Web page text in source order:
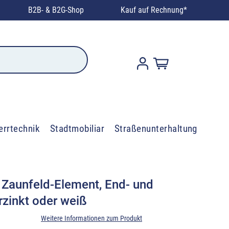
B2B- & B2G-Shop Kauf auf Rechnung*
Stadtmobiliar Straßenunterhaltung
Element, End- und
oder weiß
Weitere Informationen zum Produkt